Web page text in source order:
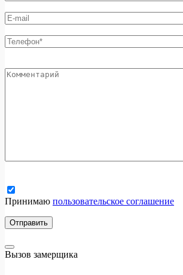
Принимаю пользовательское соглашение
Вызов замерщика